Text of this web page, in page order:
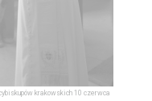
krakowskich 10 czerwca